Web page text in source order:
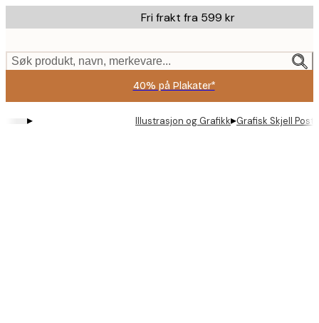
to
content.
Fri frakt fra 599 kr
Søk produkt, navn, merkevare...
40% på Plakater*
▸ Illustrasjon og Grafikk▸Grafisk Skjell